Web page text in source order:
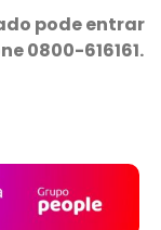
pode entrar
0800-616161.